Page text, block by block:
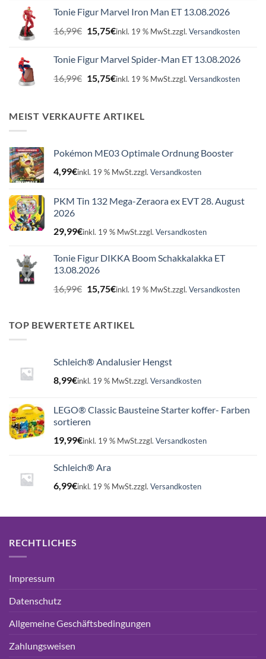
16,99€15,75€.
Tonie Figur Marvel Iron Man ET 13.08.2026
16,99€ Ursprünglicher
Preis
16,99€
15,75€Aktueller
15,75€.
inkl. 19 % MwSt.zzgl. Versandkosten
Tonie Figur Marvel Spider-Man ET 13.08.2026
16,99€ Ursprünglicher
Preis
16,99€
15,75€Aktueller
15,75€.
inkl. 19 % MwSt.zzgl. Versandkosten
MEIST VERKAUFTE ARTIKEL
Pokémon ME03 Optimale Ordnung Booster
4,99€inkl. 19 % MwSt.zzgl. Versandkosten
PKM Tin 132 Mega-Zeraora ex EVT 28. August
2026
29,99€inkl. 19 % MwSt.zzgl. Versandkosten
Tonie Figur DIKKA Boom Schakkalakka ET
13.08.2026
16,99€ Ursprünglicher
Preis
16,99€
15,75€Aktueller
15,75€.
inkl. 19 % MwSt.zzgl. Versandkosten
TOP BEWERTETE ARTIKEL
Schleich® Andalusier Hengst
8,99€inkl. 19 % MwSt.zzgl. Versandkosten
LEGO® Classic Bausteine Starter koffer- Farben
sortieren
19,99€inkl. 19 % MwSt.zzgl. Versandkosten
Schleich® Ara
6,99€inkl. 19 % MwSt.zzgl. Versandkosten
RECHTLICHES
Impressum
Datenschutz
Allgemeine Geschäftsbedingungen
Zahlungsweisen